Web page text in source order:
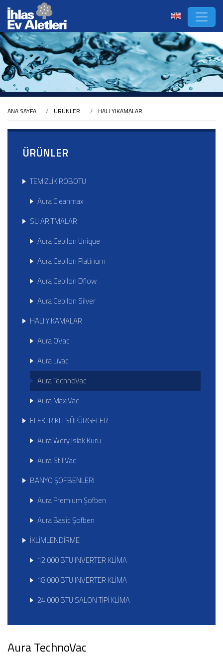
ANA SAYFA ÜRÜNLER HALI YIKAMALAR
ÜRÜNLER
TEMİZLİK ROBOTU
Aura Cleanmax
SU ARITMALAR
Aura Cebilon Unique
Aura Cebilon Platinum
Aura Cebilon Dflow
Aura Cebilon Silver
HALI YIKAMALAR
Aura QVac
Aura Livac
Aura TechnoVac
Aura MaxiVac
ELEKTRİKLİ SÜPÜRGELER
Aura Wdry Islak Kuru
Aura StillVac
BANYO ŞOFBENLERİ
Aura Premium Şofben
Aura Basic Şofben
İKLİMLENDİRME
12.000 BTU INVERTER KLİMA
18.000 BTU INVERTER KLİMA
24.000 BTU SALON TİPİ KLİMA
Aura TechnoVac